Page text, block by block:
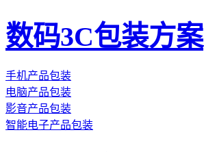
数码3C包装方案
手机产品包装
电脑产品包装
影音产品包装
智能电子产品包装